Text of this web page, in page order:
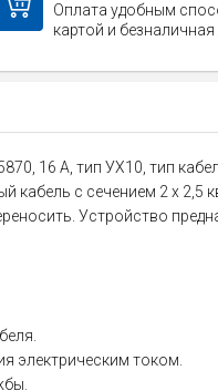
Оплата удобным
картой и
16 А, тип УХ10, тип
с сечением 2 х
Устройство
электрическим током.